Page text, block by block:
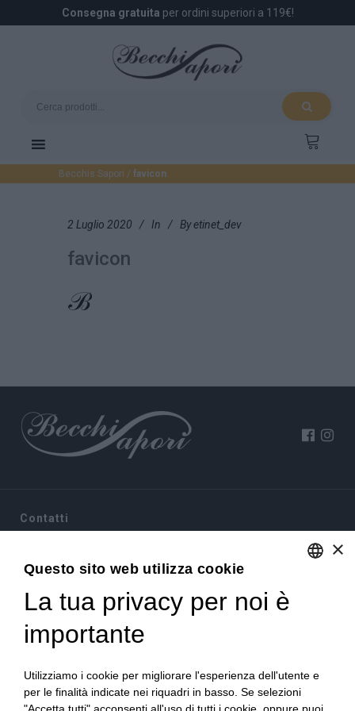
Consegna gratuita per ordini superiori a 119€!
Becchis Sapori / favicon
2 Luglio 2020 In Byetinet_dev
favicon
Contatti
10022 Carmagnola(TO)
+39 380 6441674
info@becchisapori.it
Informazioni
Home
Chi siamo
×
Questo sito web utilizza cookie
La tua privacy per noi è
importante
Utilizziamo i cookie per migliorare l'esperienza dell'utente e
per le finalità indicate nei riquadri in basso. Se selezioni